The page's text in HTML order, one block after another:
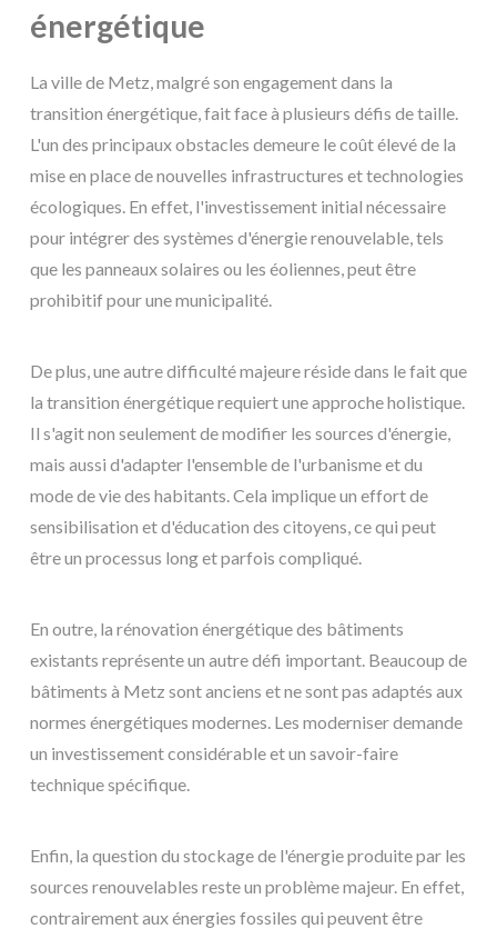
énergétique
La ville de Metz, malgré son engagement dans la
transition énergétique, fait face à plusieurs défis de taille.
L'un des principaux obstacles demeure le coût élevé de la
mise en place de nouvelles infrastructures et technologies
écologiques. En effet, l'investissement initial nécessaire
pour intégrer des systèmes d'énergie renouvelable, tels
que les panneaux solaires ou les éoliennes, peut être
prohibitif pour une municipalité.
De plus, une autre difficulté majeure réside dans le fait que
la transition énergétique requiert une approche holistique.
Il s'agit non seulement de modifier les sources d'énergie,
mais aussi d'adapter l'ensemble de l'urbanisme et du
mode de vie des habitants. Cela implique un effort de
sensibilisation et d'éducation des citoyens, ce qui peut
être un processus long et parfois compliqué.
En outre, la rénovation énergétique des bâtiments
existants représente un autre défi important. Beaucoup de
bâtiments à Metz sont anciens et ne sont pas adaptés aux
normes énergétiques modernes. Les moderniser demande
un investissement considérable et un savoir-faire
technique spécifique.
Enfin, la question du stockage de l'énergie produite par les
sources renouvelables reste un problème majeur. En effet,
contrairement aux énergies fossiles qui peuvent être